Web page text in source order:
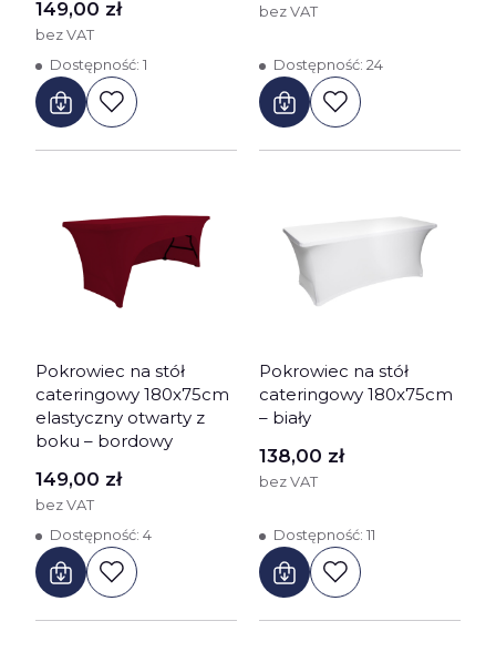
Cena
149,00 zł
bez VAT
Dostępność: 1
bez VAT
Dostępność: 24
Pokrowiec na stół
cateringowy 180x75cm
elastyczny otwarty z
boku – bordowy
Cena
149,00 zł
bez VAT
Dostępność: 4
Pokrowiec na stół
cateringowy 180x75cm
– biały
Cena
138,00 zł
bez VAT
Dostępność: 11